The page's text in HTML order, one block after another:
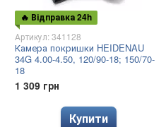
🔥 Відправка 24h
Артикул: 341128
Камера покришки HEIDENAU
34G 4.00-4.50, 120/90-18; 150/70-
18
1 309 грн
Купити